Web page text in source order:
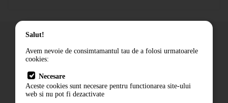
Cum comand
Livrare
Contact
Salut!
Avem nevoie de consimtamantul tau de a folosi urmatoarele
cookies:
Necesare
Aceste cookies sunt necesare pentru functionarea site-ului
web si nu pot fi dezactivate